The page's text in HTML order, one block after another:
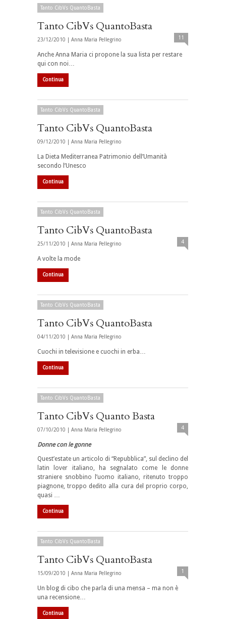
Tanto CibVs QuantoBasta
Tanto CibVs QuantoBasta
23/12/2010 | Anna Maria Pellegrino 11
Anche Anna Maria ci propone la sua lista per restare
qui con noi…
Continua
Tanto CibVs QuantoBasta
Tanto CibVs QuantoBasta
09/12/2010 | Anna Maria Pellegrino
La Dieta Mediterranea Patrimonio dell’Umanità
secondo l’Unesco
Continua
Tanto CibVs QuantoBasta
Tanto CibVs QuantoBasta
25/11/2010 | Anna Maria Pellegrino 4
A volte la mode
Continua
Tanto CibVs QuantoBasta
Tanto CibVs QuantoBasta
04/11/2010 | Anna Maria Pellegrino
Cuochi in televisione e cuochi in erba…
Continua
Tanto CibVs QuantoBasta
Tanto CibVs Quanto Basta
07/10/2010 | Anna Maria Pellegrino 4
Donne con le gonne
Quest’estate un articolo di “Repubblica”, sul declino del
latin lover italiano, ha segnalato come le donne
straniere snobbino l’uomo italiano, ritenuto troppo
piagnone, troppo dedito alla cura del proprio corpo,
quasi …
Continua
Tanto CibVs QuantoBasta
Tanto CibVs QuantoBasta
15/09/2010 | Anna Maria Pellegrino 1
Un blog di cibo che parla di una mensa – ma non è
una recensione…
Continua